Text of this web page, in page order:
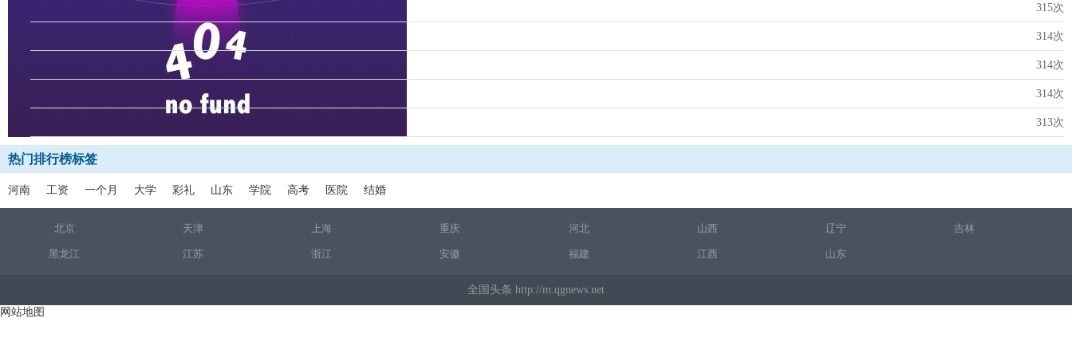
315次
314次
314次
314次
313次
热门排行榜标签
河南 工资 一个月 大学 彩礼 山东 学院 高考 医院 结婚
北京 天津 上海 重庆 河北 山西 辽宁 吉林
黑龙江 江苏 浙江 安徽 福建 江西 山东
全国头条 http://m.qgnews.net
网站地图